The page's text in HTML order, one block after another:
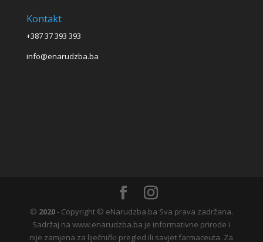
Kontakt
+387 37 393 393
info@enarudzba.ba
© 2020- Copyright © eNarudzba.ba Sva prava zadržana.
Sadržaj na www.enarudzba.ba je informativne prirode i
nije zamjena za liječnički pregled ili savjet farmaceuta. Za